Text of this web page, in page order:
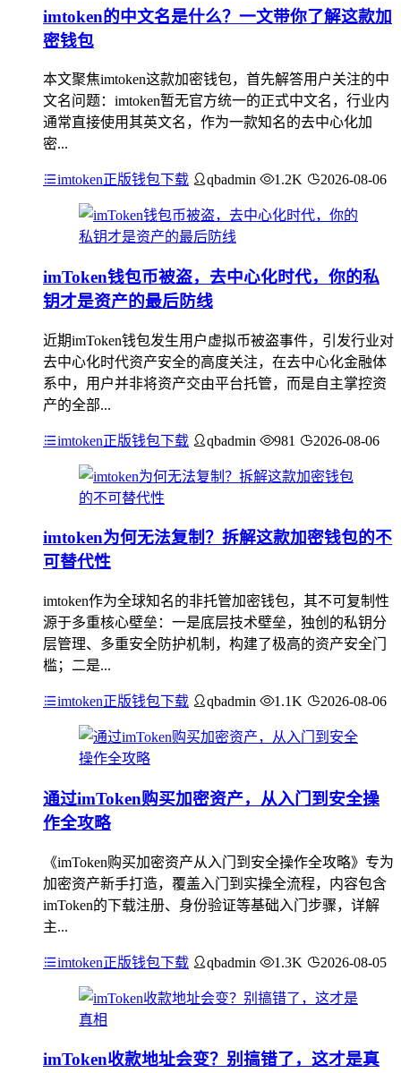
imtoken的中文名是什么？一文带你了解这款加
密钱包
本文聚焦imtoken这款加密钱包，首先解答用户关注的中
文名问题：imtoken暂无官方统一的正式中文名，行业内
通常直接使用其英文名，作为一款知名的去中心化加
密...
imtoken正版钱包下载 qbadmin 1.2K 2026-08-06
imToken钱包币被盗，去中心化时代，你的私
钥才是资产的最后防线
近期imToken钱包发生用户虚拟币被盗事件，引发行业对
去中心化时代资产安全的高度关注，在去中心化金融体
系中，用户并非将资产交由平台托管，而是自主掌控资
产的全部...
imtoken正版钱包下载 qbadmin 981 2026-08-06
imtoken为何无法复制？拆解这款加密钱包的不
可替代性
imtoken作为全球知名的非托管加密钱包，其不可复制性
源于多重核心壁垒：一是底层技术壁垒，独创的私钥分
层管理、多重安全防护机制，构建了极高的资产安全门
槛；二是...
imtoken正版钱包下载 qbadmin 1.1K 2026-08-06
通过imToken购买加密资产，从入门到安全操
作全攻略
《imToken购买加密资产从入门到安全操作全攻略》专为
加密资产新手打造，覆盖入门到实操全流程，内容包含
imToken的下载注册、身份验证等基础入门步骤，详解
主...
imtoken正版钱包下载 qbadmin 1.3K 2026-08-05
imToken收款地址会变？别搞错了，这才是真